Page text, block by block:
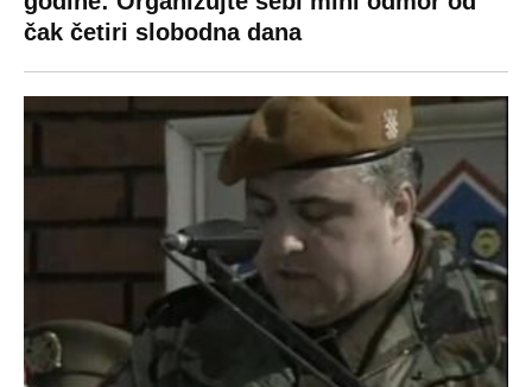
RAJ!
Žene u Srbiji su poludele za njima,
ogledaju se, bacaju pare: Ovde bunde
koštaju 100 evra, a neke i 2.000 dinara!